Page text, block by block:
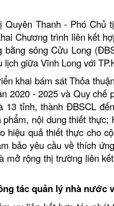
Quyên Thanh - Phó
Chương trình liên kết
sông Cửu Long
giữa Vĩnh Long với
khai bám sát Thỏa
2020 - 2025 và Quy chế
13 tỉnh, thành ĐBSCL
nội dung thiết
hiệu quả thiết thực cho
bảo yêu cầu về thích
mở rộng thị trường liên
tác quản lý nhà nước